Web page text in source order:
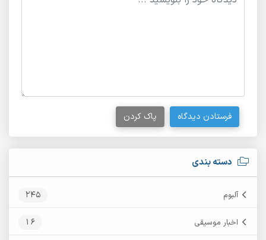
دسته بندی
آلبوم 245
اخبار موسیقی 16
فرستادن دیدگاه پاک کردن